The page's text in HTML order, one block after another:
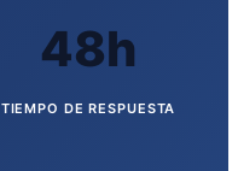
48h
TIEMPO DE RESPUESTA